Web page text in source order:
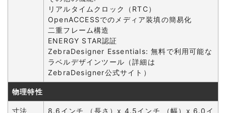
リアルタイムクロック（RTC）
OpenACCESSでのメディア装填の簡易化
二重フレーム構造
ENERGY STAR認証
ZebraDesigner Essentials: 無料で利用可能な
ラベルデザインツール（詳細は
ZebraDesigner公式サイト）
物理特性
寸法 8.6インチ （長さ）x 4.5インチ （幅）x 6.0イ